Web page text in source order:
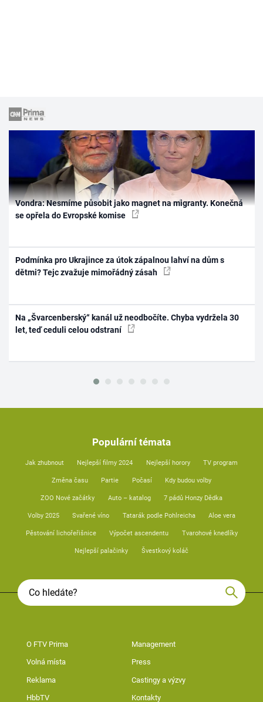
Vondra: Nesmíme působit jako magnet na migranty. Konečná
se opřela do Evropské komise
Podmínka pro Ukrajince za útok zápalnou lahví na dům s
dětmi? Tejc zvažuje mimořádný zásah
Na „Švarcenberský“ kanál už neodbočíte. Chyba vydržela 30
let, teď ceduli celou odstraní
Populární témata
Jak zhubnout Nejlepší filmy 2024 Nejlepší horory TV program
Změna času Partie Počasí Kdy budou volby
ZOO Nové začátky Auto – katalog 7 pádů Honzy Dědka
Volby 2025 Svařené víno Tatarák podle Pohlreicha Aloe vera
Pěstování lichořeřišnice Výpočet ascendentu Tvarohové knedlíky
Nejlepší palačinky Švestkový koláč
O FTV Prima Management
Volná místa Press
Reklama Castingy a výzvy
HbbTV Kontakty